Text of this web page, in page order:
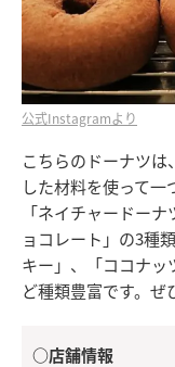
公式Instagramより
こちらのドーナツ
した材料を使って
「ネイチャードー
ョコレート」の3種
キー」、「ココナッ
ど種類豊富です。ぜ
○店舗情報